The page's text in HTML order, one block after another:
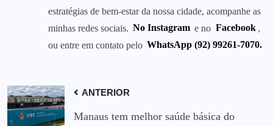
estratégias de bem-estar da nossa cidade, acompanhe as
minhas redes sociais. No Instagram e no Facebook ,
ou entre em contato pelo WhatsApp (92) 99261-7070.
ANTERIOR
Manaus tem melhor saúde básica do